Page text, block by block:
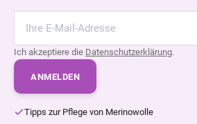
Ich akzeptiere die Datenschutzerklärung.
ANMELDEN
Tipps zur Pflege von Merinowolle